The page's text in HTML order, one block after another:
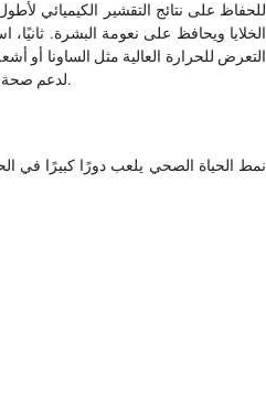
للحفاظ على نتائج التقشير الكيميائي
الخلايا ويحافظ على نعومة البشرة.
التعرض للحرارة العالية مثل الساونا أو
لدعم صحة البشرة من الداخل. هذه العادات البسيطة تساعد على تعزيز نتائج التقشير وتحقيق إشراقة تدوم طويلاً.
نمط الحياة الصحي يلعب دورًا كبيرًا في